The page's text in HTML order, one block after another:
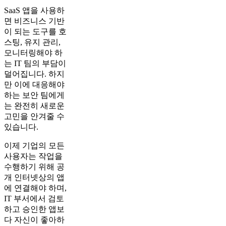
SaaS 앱을 사용하
면 비즈니스 기반
이 되는 도구를 호
스팅, 유지 관리,
모니터링해야 하
는 IT 팀의 부담이
덜어집니다. 하지
만 이에 대응해야
하는 보안 팀에게
는 완전히 새로운
고민을 안겨줄 수
있습니다.
이제 기업의 모든
사용자는 작업을
수행하기 위해 공
개 인터넷상의 앱
에 연결해야 하며,
IT 부서에서 검토
하고 승인한 앱보
다 자신이 좋아하